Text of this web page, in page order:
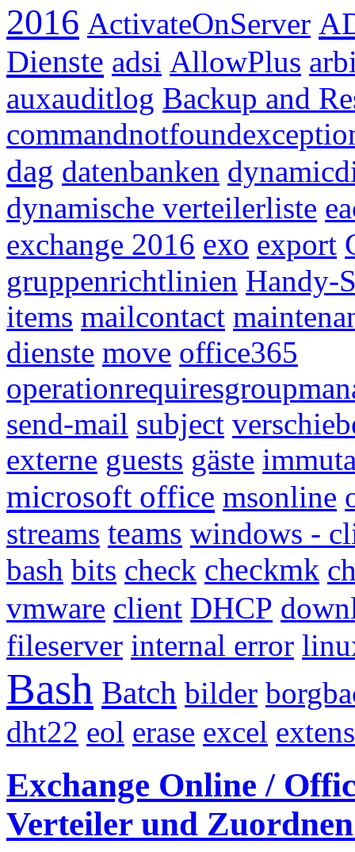
2016 ActivateOnServer
Dienste adsi AllowPlus
auxauditlog Backup and
dag datenbanken
dynamische verteilerliste
exchange 2016 exo export
gruppenrichtlinien Handy-
items mailcontact
dienste move office365
send-mail subject
externe guests gäste
microsoft office msonline
streams teams windows -
bash bits check checkmk
vmware client DHCP
fileserver internal error
Bash Batch bilder
dht22 eol erase excel
Exchange Online /
Verteiler und